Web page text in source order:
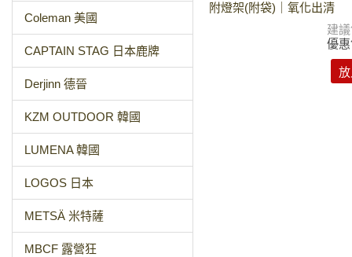
Coleman 美國
CAPTAIN STAG 日本鹿牌
Derjinn 德晉
KZM OUTDOOR 韓國
LUMENA 韓國
LOGOS 日本
METSÄ 米特薩
MBCF 露營狂
附燈架(附袋)｜氧化出清
建
優